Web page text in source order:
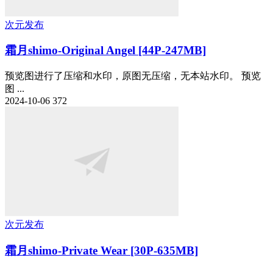
次元发布
霜月shimo-Original Angel [44P-247MB]
预览图进行了压缩和水印，原图无压缩，无本站水印。 预览
图 ...
2024-10-06 372
次元发布
霜月shimo-Private Wear [30P-635MB]